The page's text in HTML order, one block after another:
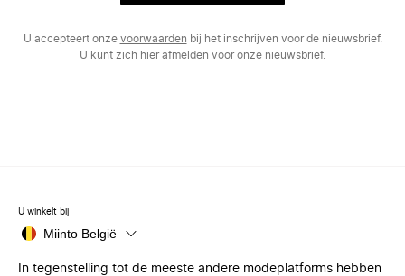
U accepteert onze voorwaarden bij het inschrijven voor de nieuwsbrief.
U kunt zich hierafmelden voor onze nieuwsbrief.
U winkelt bij
Miinto België
In tegenstelling tot de meeste andere modeplatforms hebben